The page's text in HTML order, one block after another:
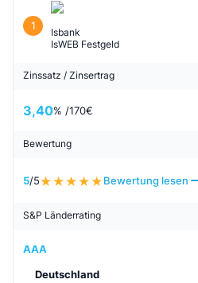
1
Isbank
IsWEB Festgeld
Zinssatz / Zinsertrag
3,40% /170€
Bewertung
5/5 Bewertung lesen
S&P Länderrating
AAA
Deutschland